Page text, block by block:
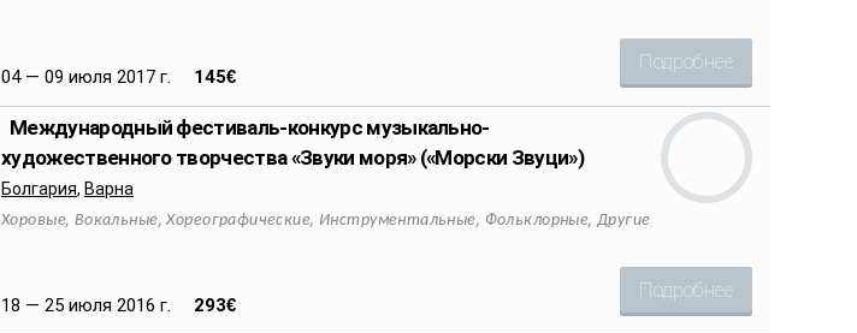
04 — 09 июля 2017 г. 145€
Подробнее
Международный фестиваль-конкурс музыкально-
художественного творчества «Звуки моря» («Морски Звуци»)
Болгария, Варна
Хоровые, Вокальные,Хореографические, Инструментальные, Фольклорные, Другие
18 — 25 июля 2016 г. 293€
Подробнее